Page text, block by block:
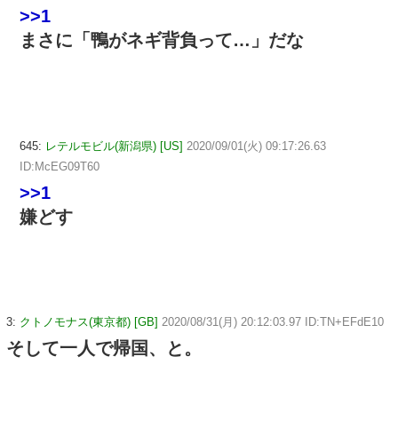
>>1
まさに「鴨がネギ背負って…」だな
645: レテルモビル(新潟県) [US] 2020/09/01(火) 09:17:26.63
ID:McEG09T60
>>1
嫌どす
3: クトノモナス(東京都) [GB] 2020/08/31(月) 20:12:03.97 ID:TN+EFdE10
そして一人で帰国、と。